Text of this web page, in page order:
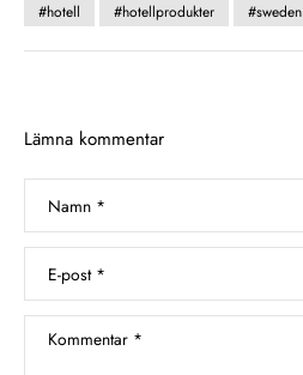
#hotell #hotellprodukter #sweden
Lämna kommentar
Namn *
E-post *
Kommentar *